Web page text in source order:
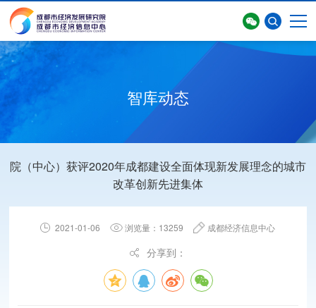
智库动态
首页 >智库动态>智库动态
院（中心）获评2020年成都建设全面体现新发展理念的城市
改革创新先进集体
2021-01-06 浏览量：13259 成都经济信息中心
分享到：